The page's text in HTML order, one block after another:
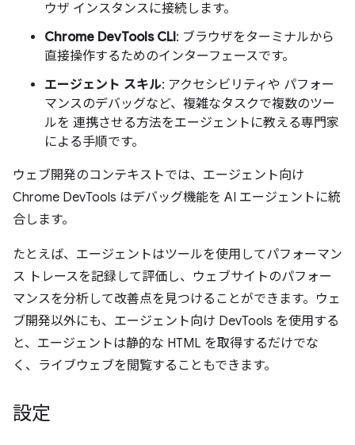
ウザ インスタンスに接続します。
Chrome DevTools CLI: ブラウザをターミナルから
直接操作するためのインターフェースです。
エージェント スキル: アクセシビリティや パフォー
マンスのデバッグなど、複雑なタスクで複数のツー
ルを 連携させる方法をエージェントに教える専門家
による手順です。
ウェブ開発のコンテキストでは、エージェント向け
Chrome DevTools はデバッグ機能を AI エージェントに統
合します。
たとえば、エージェントはツールを使用してパフォーマン
ス トレースを記録して評価し、ウェブサイトのパフォー
マンスを分析して改善点を見つけることができます。ウェ
ブ開発以外にも、エージェント向け DevTools を使用する
と、エージェントは静的な HTML を取得するだけでな
く、ライブウェブを閲覧することもできます。
設定